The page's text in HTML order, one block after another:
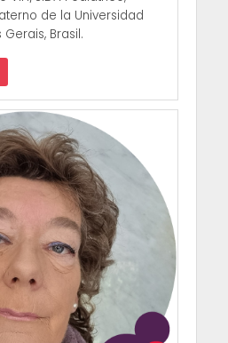
de la Universidad
Brasil.